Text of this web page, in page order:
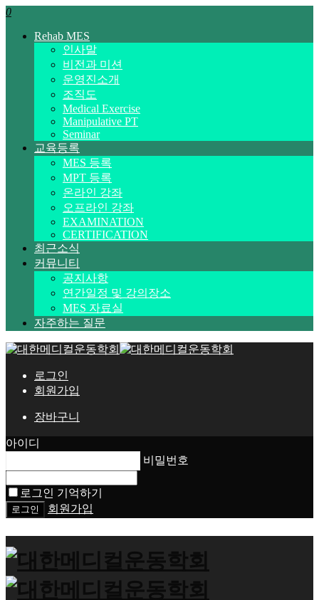
0
Rehab MES
인사말
비전과 미션
운영진소개
조직도
Medical Exercise
Manipulative PT
Seminar
교육등록
MES 등록
MPT 등록
온라인 강좌
오프라인 강좌
EXAMINATION
CERTIFICATION
최근소식
커뮤니티
공지사항
연간일정 및 강의장소
MES 자료실
자주하는 질문
로그인
회원가입
장바구니
아이디
비밀번호
로그인 기억하기
회원가입